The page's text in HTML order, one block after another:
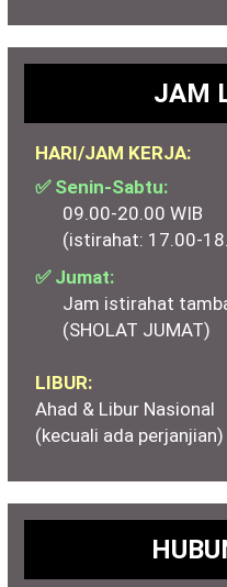
JAM
HARI/JAM KERJA:
✅ Senin-Sabtu:
09.00-20.00 WIB
(istirahat: 17.00-
✅ Jumat:
Jam istirahat
(SHOLAT JUMAT)
LIBUR:
Ahad & Libur Nasional
(kecuali ada perjanjian)